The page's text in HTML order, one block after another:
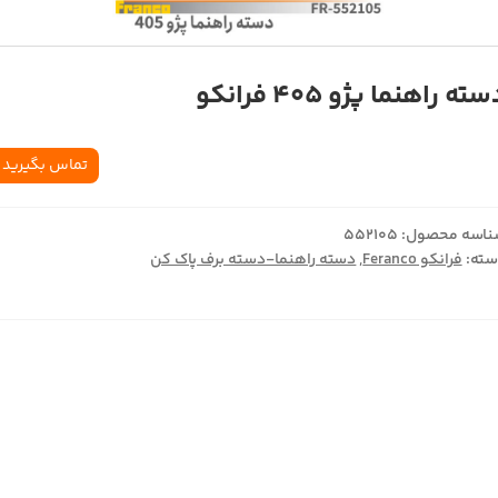
راهنما پژو 405 فرانکو
تماس بگیرید
محصول: 552105
فرانکو Feranco ,دسته راهنما-دسته برف پاک کن